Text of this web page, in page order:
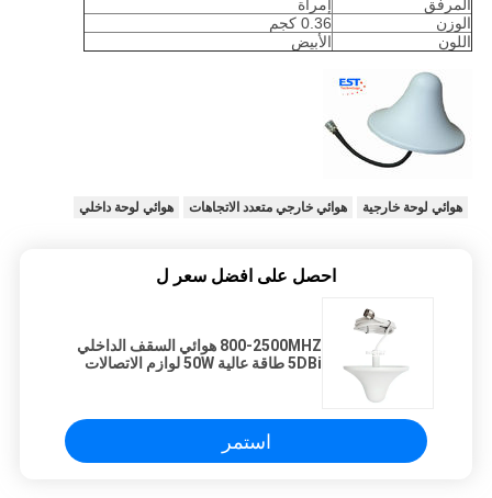
المرفق
إمرأة
الوزن
0.36 كجم
اللون
الأبيض
هوائي لوحة خارجية هوائي خارجي متعدد الاتجاهات هوائي لوحة داخلي
احصل على افضل سعر ل
800-2500MHZ هوائي السقف الداخلي
5DBi طاقة عالية 50W لوازم الاتصالات
استمر